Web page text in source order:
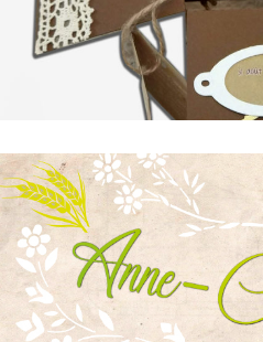
Faire-part de
22 – Nature